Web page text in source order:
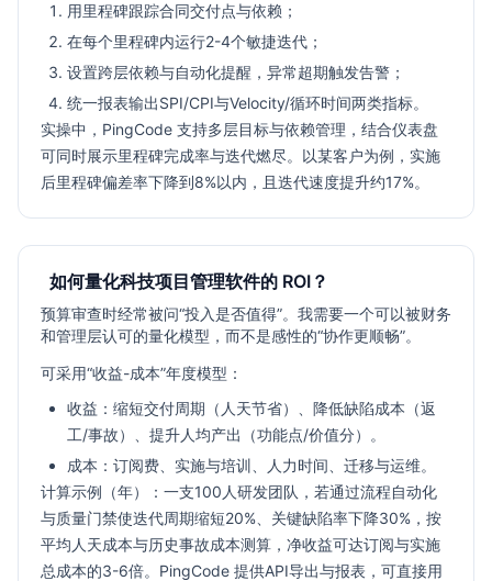
用里程碑跟踪合同交付点与依赖；
在每个里程碑内运行2-4个敏捷迭代；
设置跨层依赖与自动化提醒，异常超期触发告警；
统一报表输出SPI/CPI与Velocity/循环时间两类指标。
实操中，PingCode 支持多层目标与依赖管理，结合仪表盘
可同时展示里程碑完成率与迭代燃尽。以某客户为例，实施
后里程碑偏差率下降到8%以内，且迭代速度提升约17%。
如何量化科技项目管理软件的 ROI？
预算审查时经常被问“投入是否值得”。我需要一个可以被财务
和管理层认可的量化模型，而不是感性的“协作更顺畅”。
可采用“收益-成本”年度模型：
收益：缩短交付周期（人天节省）、降低缺陷成本（返
工/事故）、提升人均产出（功能点/价值分）。
成本：订阅费、实施与培训、人力时间、迁移与运维。
计算示例（年）：一支100人研发团队，若通过流程自动化
与质量门禁使迭代周期缩短20%、关键缺陷率下降30%，按
平均人天成本与历史事故成本测算，净收益可达订阅与实施
总成本的3-6倍。PingCode 提供API导出与报表，可直接用